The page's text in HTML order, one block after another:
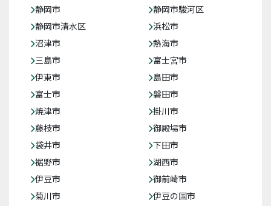
静岡市
静岡市駿河区
静岡市清水区
浜松市
沼津市
熱海市
三島市
富士宮市
伊東市
島田市
富士市
磐田市
焼津市
掛川市
藤枝市
御殿場市
袋井市
下田市
裾野市
湖西市
伊豆市
御前崎市
菊川市
伊豆の国市